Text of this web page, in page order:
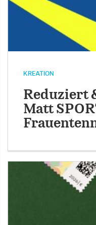
KREATION
Reduziert
Matt